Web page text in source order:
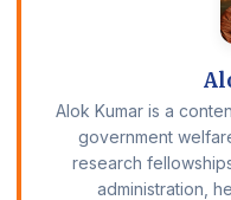
Alok Kumar is a
government
research
administration,